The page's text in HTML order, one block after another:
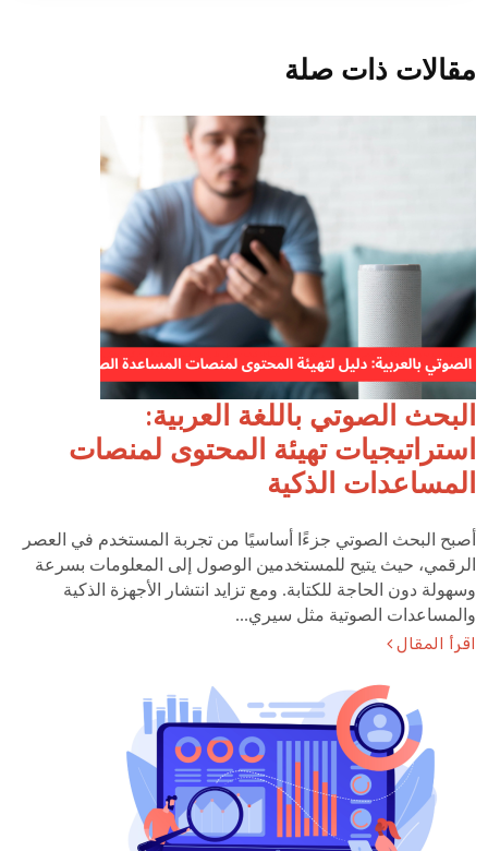
مقالات ذات صلة
البحث الصوتي باللغة العربية:
استراتيجيات تهيئة المحتوى لمنصات
المساعدات الذكية
أصبح البحث الصوتي جزءًا أساسيًا من تجربة المستخدم في العصر
الرقمي، حيث يتيح للمستخدمين الوصول إلى المعلومات بسرعة
وسهولة دون الحاجة للكتابة. ومع تزايد انتشار الأجهزة الذكية
والمساعدات الصوتية مثل سيري...
اقرأ المقال